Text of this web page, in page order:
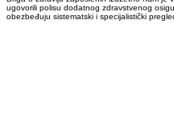
ugovorili polisu dodatnog zdravstvenog
obezbeđuju sistematski i specijalistički